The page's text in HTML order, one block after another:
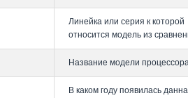
Линейка или серия к которой
относится модель из
Название модели
В каком году появилась